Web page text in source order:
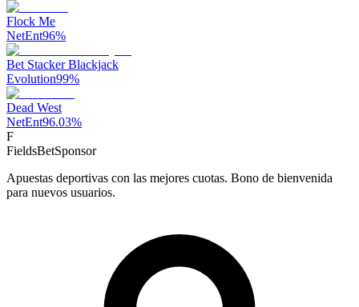
Flock Me
NetEnt96%
Bet Stacker Blackjack
Evolution99%
Dead West
NetEnt96.03%
F
FieldsBetSponsor
Apuestas deportivas con las mejores cuotas. Bono de bienvenida
para nuevos usuarios.